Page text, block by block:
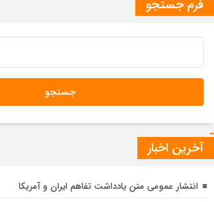
فرم جستجو
آخرین اخبار
انتشار عمومی متن یادداشت تفاهم ایران و آمریکا